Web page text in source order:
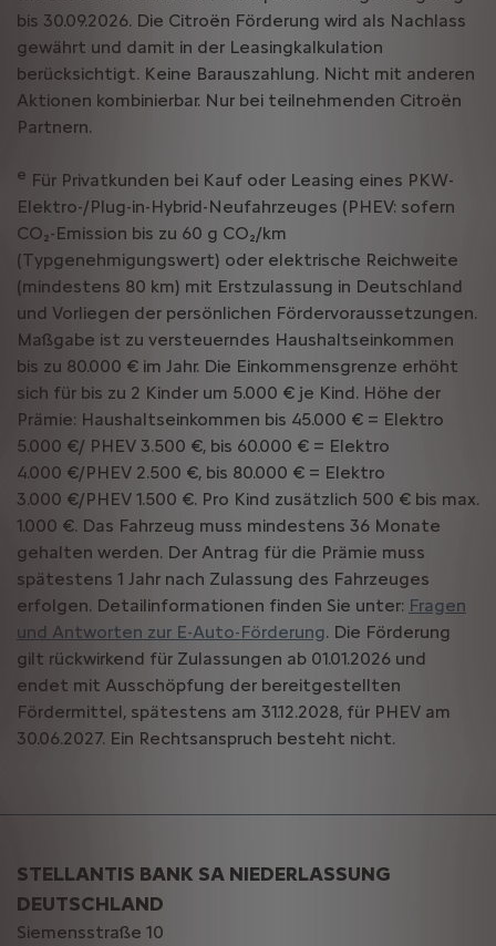
bis 30.09.2026. Die Citroën Förderung wird als Nachlass
gewährt und damit in der Leasingkalkulation
berücksichtigt. Keine Barauszahlung. Nicht mit anderen
Aktionen kombinierbar. Nur bei teilnehmenden Citroën
Partnern.
e Für Privatkunden bei Kauf oder Leasing eines PKW-
Elektro-/Plug-in-Hybrid-Neufahrzeuges (PHEV: sofern
CO₂-Emission bis zu 60 g CO₂/km
(Typgenehmigungswert) oder elektrische Reichweite
(mindestens 80 km) mit Erstzulassung in Deutschland
und Vorliegen der persönlichen Fördervoraussetzungen.
Maßgabe ist zu versteuerndes Haushaltseinkommen
bis zu 80.000 € im Jahr. Die Einkommensgrenze erhöht
sich für bis zu 2 Kinder um 5.000 € je Kind. Höhe der
Prämie: Haushaltseinkommen bis 45.000 € = Elektro
5.000 €/ PHEV 3.500 €, bis 60.000 € = Elektro
4.000 €/PHEV 2.500 €, bis 80.000 € = Elektro
3.000 €/PHEV 1.500 €. Pro Kind zusätzlich 500 € bis max.
1.000 €. Das Fahrzeug muss mindestens 36 Monate
gehalten werden. Der Antrag für die Prämie muss
spätestens 1 Jahr nach Zulassung des Fahrzeuges
erfolgen. Detailinformationen finden Sie unter: Fragen
und Antworten zur E-Auto-Förderung. Die Förderung
gilt rückwirkend für Zulassungen ab 01.01.2026 und
endet mit Ausschöpfung der bereitgestellten
Fördermittel, spätestens am 31.12.2028, für PHEV am
30.06.2027. Ein Rechtsanspruch besteht nicht.
STELLANTIS BANK SA NIEDERLASSUNG
DEUTSCHLAND
Siemensstraße 10